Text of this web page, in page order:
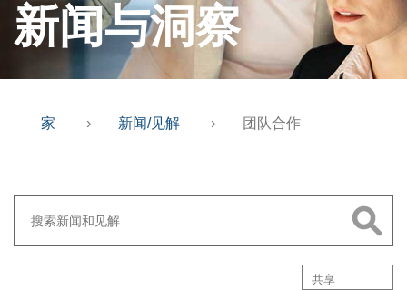
新闻与洞察
家 › 新闻/见解 › 团队合作
共享